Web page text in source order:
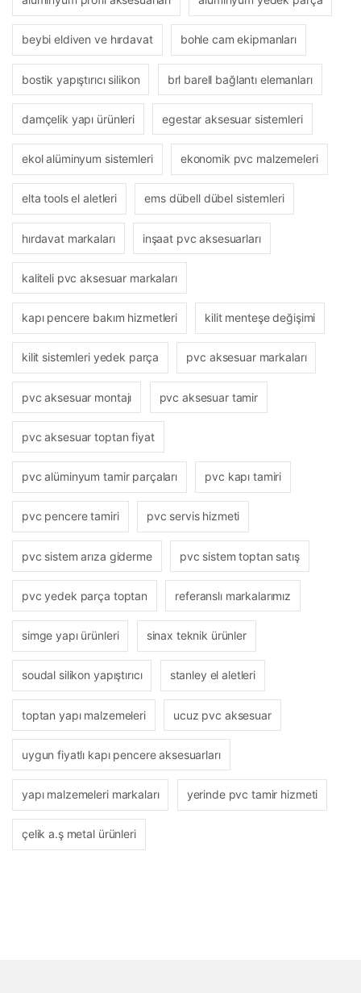
beybi eldiven ve hırdavat bohle cam ekipmanları
bostik yapıştırıcı silikon brl barell bağlantı elemanları
damçelik yapı ürünleri egestar aksesuar sistemleri
ekol alüminyum sistemleri ekonomik pvc malzemeleri
elta tools el aletleri ems dübell dübel sistemleri
hırdavat markaları inşaat pvc aksesuarları
kaliteli pvc aksesuar markaları
kapı pencere bakım hizmetleri kilit menteşe değişimi
kilit sistemleri yedek parça pvc aksesuar markaları
pvc aksesuar montajı pvc aksesuar tamir
pvc aksesuar toptan fiyat
pvc alüminyum tamir parçaları pvc kapı tamiri
pvc pencere tamiri pvc servis hizmeti
pvc sistem arıza giderme pvc sistem toptan satış
pvc yedek parça toptan referanslı markalarımız
simge yapı ürünleri sinax teknik ürünler
soudal silikon yapıştırıcı stanley el aletleri
toptan yapı malzemeleri ucuz pvc aksesuar
uygun fiyatlı kapı pencere aksesuarları
yapı malzemeleri markaları yerinde pvc tamir hizmeti
çelik a.ş metal ürünleri